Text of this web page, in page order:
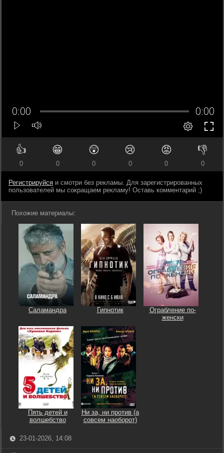
👍
0
😁
0
😲
0
😢
0
😡
0
👎
0
Регистрируйся и смотри без рекламы. Для зарегистрированных
пользователей мы сокращаем рекламу! Оставь комментарий ;)
Похожие материалы:
Саламандра Гипнотик
Ограбление по-
женски
Пять детей и
волшебство
Ни за, ни против (а
совсем наоборот)
23-01-2026, 14:08